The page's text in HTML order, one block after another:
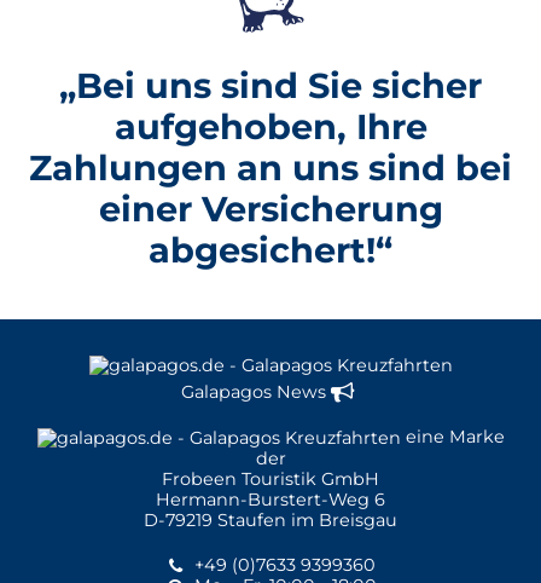
„Bei uns sind Sie sicher
aufgehoben, Ihre
Zahlungen an uns sind bei
einer Versicherung
abgesichert!“
Galapagos News
eine Marke
der
Frobeen Touristik GmbH
Hermann-Burstert-Weg 6
D-79219 Staufen im Breisgau
+49 (0)7633 9399360